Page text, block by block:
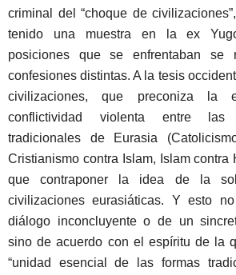
criminal del “choque de
tenido una muestra en la ex
posiciones que se enfrentaban se
confesiones distintas. A la tesis
civilizaciones, que preconiza la
conflictividad violenta entre las
tradicionales de Eurasia
Cristianismo contra Islam, Islam contra
que contraponer la idea de la
civilizaciones eurasiáticas. Y esto
diálogo inconcluyente o de un
sino de acuerdo con el espíritu de la
“unidad esencial de las formas